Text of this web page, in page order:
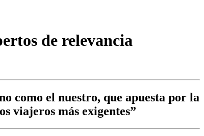
de relevancia
como el nuestro, que apuesta por la
viajeros más exigentes”